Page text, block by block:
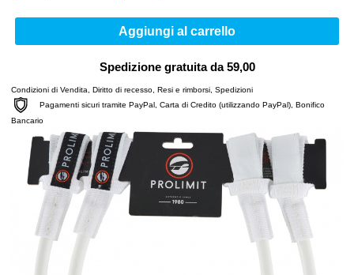
Aggiungi al carrello
Spedizione gratuita da 59,00
Condizioni di Vendita Diritto di recesso Resi e rimborsi Spedizioni
Pagamenti sicuri tramite PayPal, Carta di Credito (utilizzando PayPal), Bonifico
Bancario